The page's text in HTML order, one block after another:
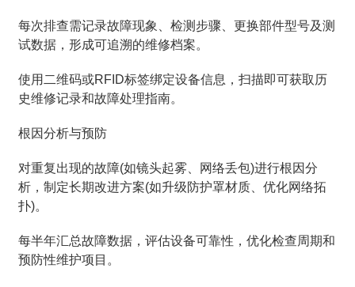
每次排查需记录故障现象、检测步骤、更换部件型号及测
试数据，形成可追溯的维修档案。
使用二维码或RFID标签绑定设备信息，扫描即可获取历
史维修记录和故障处理指南。
根因分析与预防
对重复出现的故障(如镜头起雾、网络丢包)进行根因分
析，制定长期改进方案(如升级防护罩材质、优化网络拓
扑)。
每半年汇总故障数据，评估设备可靠性，优化检查周期和
预防性维护项目。